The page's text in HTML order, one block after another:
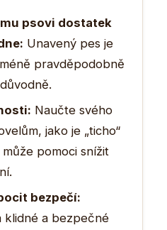
psovi dostatek
Unavený pes je
pravděpodobně
Naučte svého
jako je „ticho“
pomoci snížit
bezpečí:
klidné a bezpečné